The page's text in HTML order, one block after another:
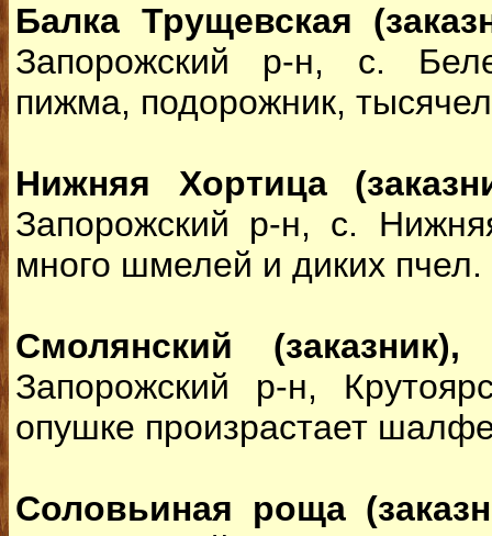
Балка Трущевская
Запорожский р-н, с.
пижма, подорожник,
Нижняя Хортица
Запорожский р-н, с.
много шмелей и диких пчел.
Смолянский (заказник),
Запорожский р-н,
опушке произрастает
Соловьиная роща